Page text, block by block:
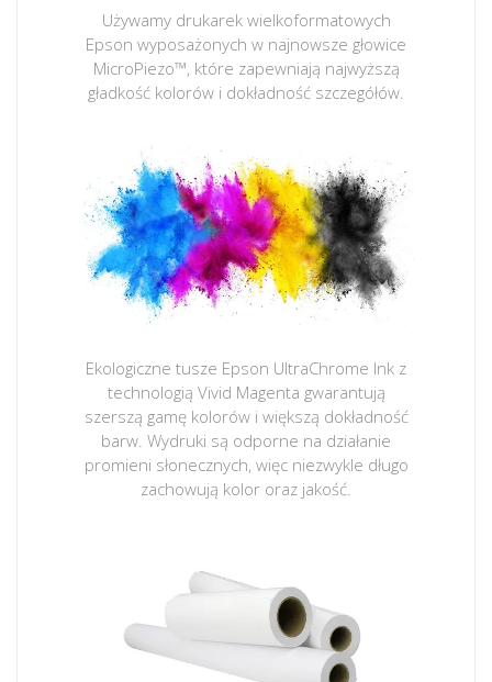
Używamy drukarek wielkoformatowych
Epson wyposażonych w najnowsze głowice
MicroPiezo™, które zapewniają najwyższą
gładkość kolorów i dokładność szczegółów.
Ekologiczne tusze Epson UltraChrome Ink z
technologią Vivid Magenta gwarantują
szerszą gamę kolorów i większą dokładność
barw. Wydruki są odporne na działanie
promieni słonecznych, więc niezwykle długo
zachowują kolor oraz jakość.